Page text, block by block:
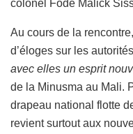
colonel Fodé Malick
Au cours de la
d’éloges sur les
avec elles un esprit
de la Minusma au Mali.
drapeau national flotte
revient surtout aux